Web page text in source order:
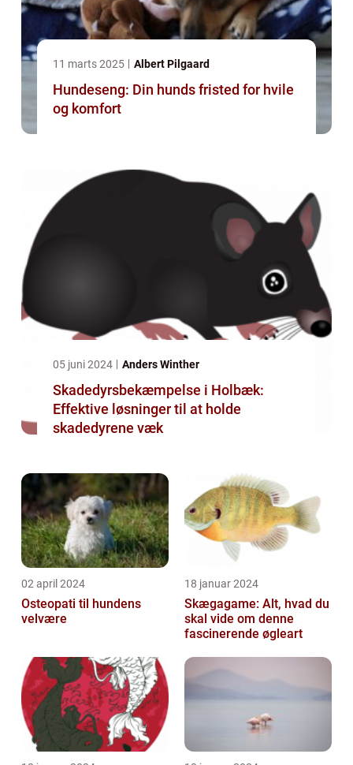
11 marts 2025 Albert Pilgaard
Hundeseng: Din hunds fristed for hvile
og komfort
05 juni 2024 Anders Winther
Skadedyrsbekæmpelse i Holbæk:
Effektive løsninger til at holde
skadedyrene væk
02 april 2024
Osteopati til hundens
velvære
18 januar 2024
Skægagame: Alt, hvad du
skal vide om denne
fascinerende øgleart